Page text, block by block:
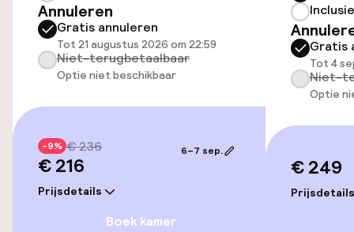
Openbaar parkeren
Toegankelijkheid
Overal rolstoeltoegankelijk
Lift
Voor toegankelijkheid
geoptimaliseerde kamers beschikbaar
Annuleren
Gratis annuleren
Tot 21 augustus 2026 om 22:59
Niet-terugbetaalbaar
Optie niet beschikbaar
-9% € 236
€ 216
Prijsdetails
6–7 sep.
Boek kamer
Gratis
Tot 4
Niet-
Optie
€ 249
Prijsdetails